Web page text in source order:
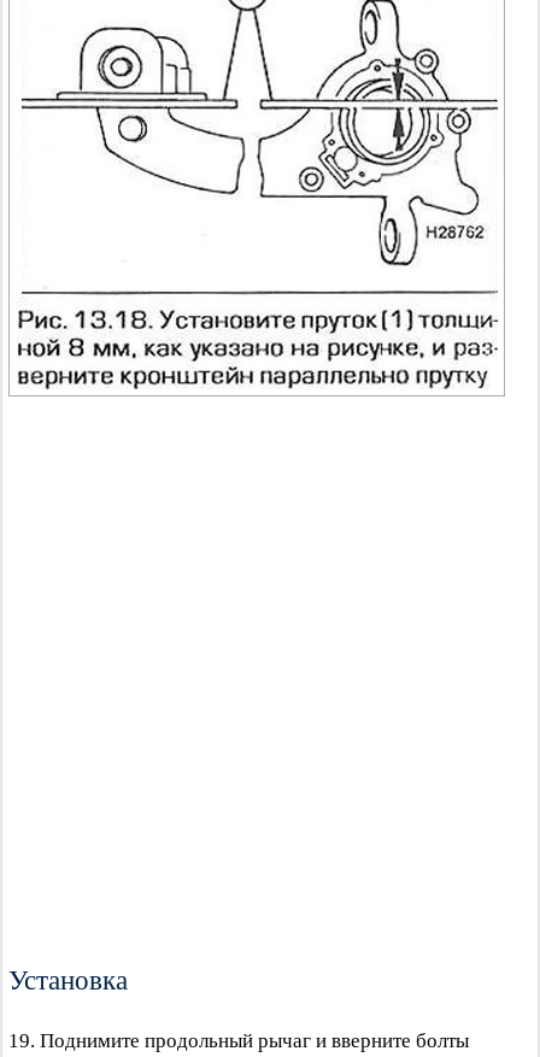
Установка
19. Поднимите продольный рычаг и вверните болты